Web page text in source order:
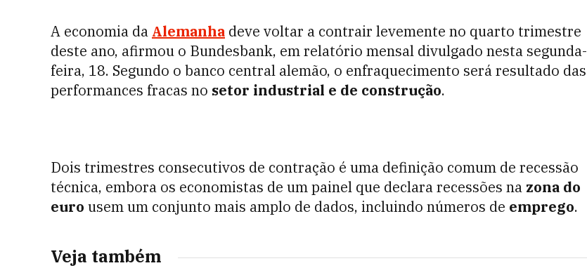
A economia da Alemanha deve voltar a contrair levemente no quarto trimestre
deste ano, afirmou o Bundesbank, em relatório mensal divulgado nesta segunda-
feira, 18. Segundo o banco central alemão, o enfraquecimento será resultado das
performances fracas no setor industrial e de construção.
Dois trimestres consecutivos de contração é uma definição comum de recessão
técnica, embora os economistas de um painel que declara recessões na zona do
euro usem um conjunto mais amplo de dados, incluindo números de emprego.
Veja também